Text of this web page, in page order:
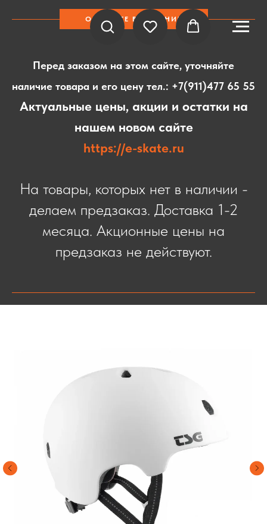
ОБРАТИТЕ ВНИМАНИЕ
Перед заказом на этом сайте, уточняйте
наличие товара и его цену тел.: +7(911)477 65 55
Актуальные цены, акции и остатки на
нашем новом сайте
https://e-skate.ru
На товары, которых нет в наличии -
делаем предзаказ. Доставка 1-2
месяца. Акционные цены на
предзаказ не действуют.